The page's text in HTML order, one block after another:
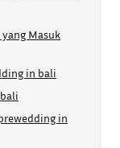
Masuk
in bali
in